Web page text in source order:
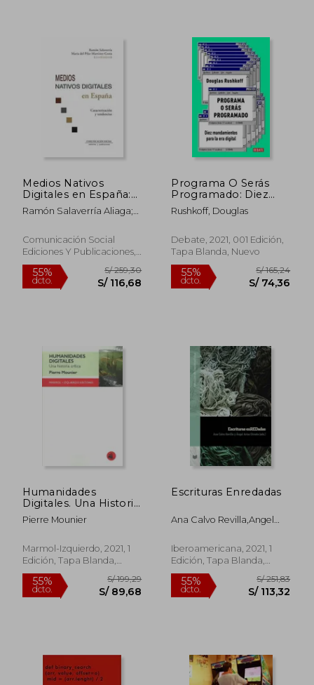
55%
S/ 89,38
55%
dcto.
S/ 120,80
55%
dcto.
Medios Nativos
Digitales en España:
Caracterización y
Tendencias: 92
Ramón Salaverría Aliaga;
Comunicación Social
Ediciones Y Publicaciones,
2021, 1 Edición, Tapa
Blanda, Nuevo
Programa O Serás
Programado: Diez
Mandamientos Para
La Era Digital /
Programmed: Ten
Commands for a
Rushkoff, Douglas
Debate, 2021, 001 Edición,
Tapa Blanda, Nuevo
Humanidades
Digitales. Una Historia
Crítica
Pierre Mounier
Marmol-Izquierdo, 2021, 1
Edición, Tapa Blanda,
Nuevo
Escrituras Enredadas
Ana Calvo Revilla,Angel
Iberoamericana, 2021, 1
Edición, Tapa Blanda,
Nuevo